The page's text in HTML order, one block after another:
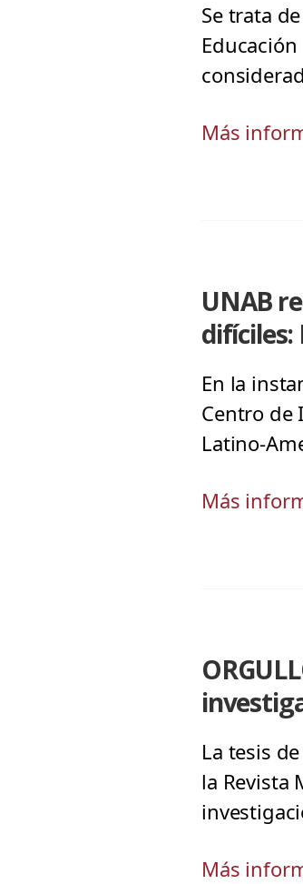
Se trata
Más
UNAB
difíciles:
En la
Centro de
Latino-
Más
La tesis
la Revista
Más